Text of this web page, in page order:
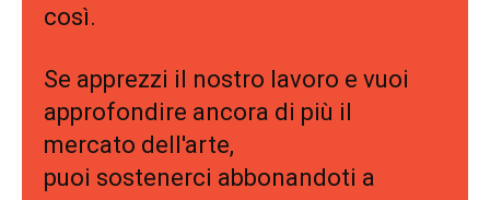
così.
Se apprezzi il nostro lavoro e vuoi
approfondire ancora di più il
mercato dell'arte,
puoi sostenerci abbonandoti a